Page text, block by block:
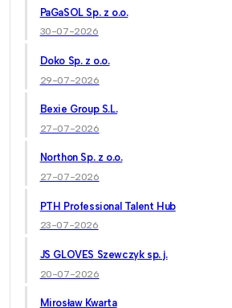
PaGaSOL Sp. z o.o.
30-07-2026
Doko Sp. z o.o.
29-07-2026
Bexie Group S.L.
27-07-2026
Northon Sp. z o.o.
27-07-2026
PTH Professional Talent Hub
23-07-2026
JS GLOVES Szewczyk sp. j.
20-07-2026
Mirosław Kwarta